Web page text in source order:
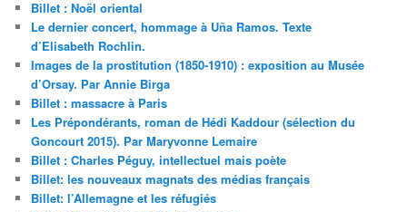
Billet : Noël oriental
Le dernier concert, hommage à Uña Ramos. Texte
d’Elisabeth Rochlin.
Images de la prostitution (1850-1910) : exposition au Musée
d’Orsay. Par Annie Birga
Billet : massacre à Paris
Les Prépondérants, roman de Hédi Kaddour (sélection du
Goncourt 2015). Par Maryvonne Lemaire
Billet : Charles Péguy, intellectuel mais poète
Billet: les nouveaux magnats des médias français
Billet: l’Allemagne et les réfugiés